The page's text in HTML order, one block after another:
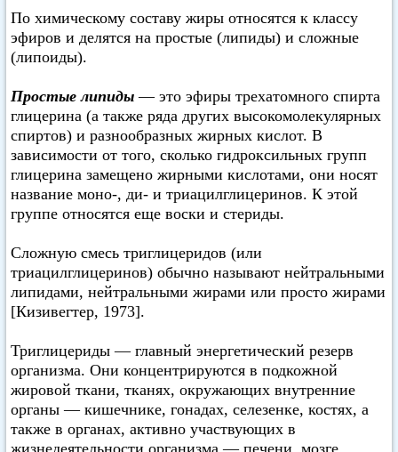
По химическому составу жиры относятся к классу
эфиров и делятся на простые (липиды) и сложные
(липоиды).
Простые липиды— это эфиры трехатомного спирта
глицерина (а также ряда других высокомолекулярных
спиртов) и разнообразных жирных кислот. В
зависимости от того, сколько гидроксильных групп
глицерина замещено жирными кислотами, они носят
название моно-, ди- и триацилглицеринов. К этой
группе относятся еще воски и стериды.
Сложную смесь триглицеридов (или
триацилглицеринов) обычно называют нейтральными
липидами, нейтральными жирами или просто жирами
[Кизивегтер, 1973].
Триглицериды — главный энергетический резерв
организма. Они концентрируются в подкожной
жировой ткани, тканях, окружающих внутренние
органы — кишечнике, гонадах, селезенке, костях, а
также в органах, активно участвующих в
жизнедеятельности организма — печени, мозге,